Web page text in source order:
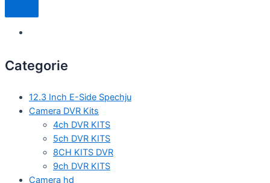
Categorie
12.3 Inch E-Side Spechju
Camera DVR Kits
4ch DVR KITS
5ch DVR KITS
8CH KITS DVR
9ch DVR KITS
Camera hd